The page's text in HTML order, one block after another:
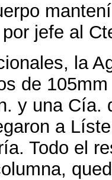
jefe al
la
de
y una Cía.
a
Todo el